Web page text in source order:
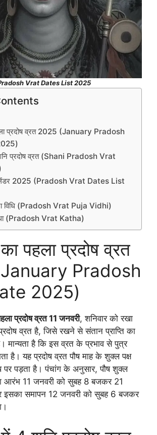
Vrat Dates List 2025
प्रदोष व्रत 2025 (January Pradosh
प्रदोष व्रत (Shani Pradosh Vrat
2025 (Pradosh Vrat Dates List
विधि (Pradosh Vrat Puja Vidhi)
(Pradosh Vrat Katha)
पहला प्रदोष व्रत
Pradosh
2025)
प्रदोष व्रत 11 जनवरी, शनिवार को रखा
व्रत है, जिसे रखने से संतान प्राप्ति का
मान्यता है कि इस व्रत के प्रभाव से पुत्र
है। यह प्रदोष व्रत पौष माह के शुक्ल पक्ष
पर पड़ता है। पंचांग के अनुसार, पौष शुक्ल
आरंभ 11 जनवरी को सुबह 8 बजकर 21
इसका समापन 12 जनवरी को सुबह 6 बजकर